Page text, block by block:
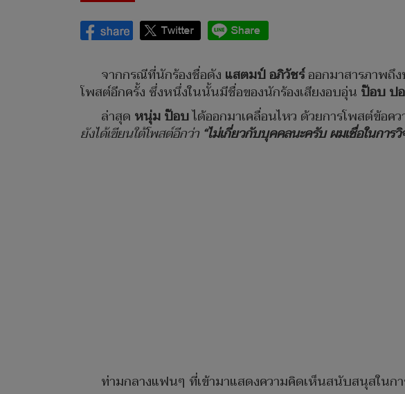
จากกรณีที่นักร้องชื่อดัง แสตมป์ อภิวัชร์ออกมาสารภาพถึง
โพสต์อีกครั้ง ซึ่งหนึ่งในนั้นมีชื่อของนักร้องเสียงอบอุ่น ป๊อบ ป
ล่าสุด หนุ่ม ป๊อบได้ออกมาเคลื่อนไหว ด้วยการโพสต์ข้อค
ยังได้เขียนใต้โพสต์อีกว่า “ไม่เกี่ยวกับบุคคลนะครับ ผมเชื่อในกา
ท่ามกลางแฟนๆ ที่เข้ามาแสดงความคิดเห็นสนับสนุสในก